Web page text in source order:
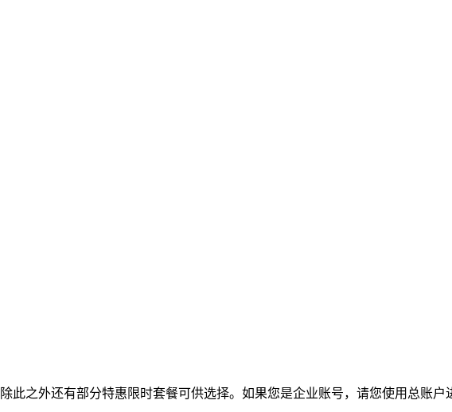
之外还有部分特惠限时套餐可供选择。如果您是企业账号，请您使用总账户